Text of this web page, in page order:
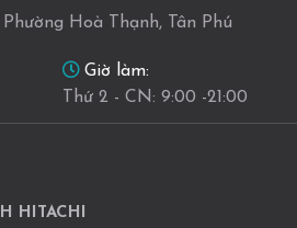
Hoà Thạnh, Tân Phú
Giờ làm:
Thứ 2 - CN: 9:00 -21:00
HITACHI